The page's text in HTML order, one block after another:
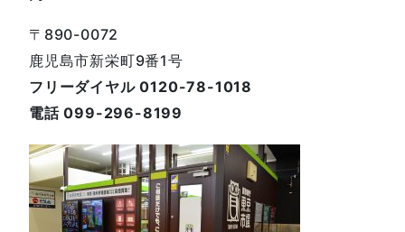
〒890-0072
鹿児島市新栄町9番1号
フリーダイヤル 0120-78-1018
電話 099-296-8199